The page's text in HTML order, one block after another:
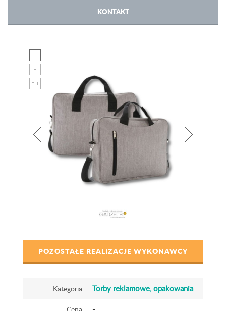
KONTAKT
POZOSTAŁE REALIZACJE WYKONAWCY
Kategoria Torby reklamowe, opakowania
-